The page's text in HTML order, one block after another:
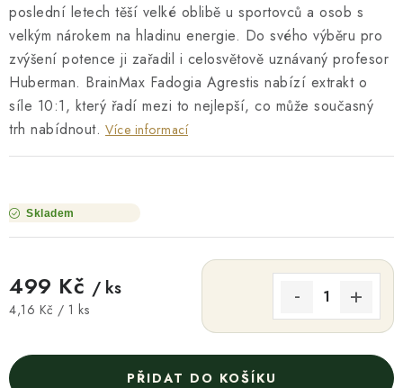
poslední letech těší velké oblibě u sportovců a osob s
velkým nárokem na hladinu energie. Do svého výběru pro
zvýšení potence ji zařadil i celosvětově uznávaný profesor
Huberman. BrainMax Fadogia Agrestis nabízí extrakt o
síle 10:1, který řadí mezi to nejlepší, co může současný
trh nabídnout. Více informací
Skladem
499 Kč / ks
Měrná cena:
4,16 Kč / 1 ks
PŘIDAT DO KOŠÍKU